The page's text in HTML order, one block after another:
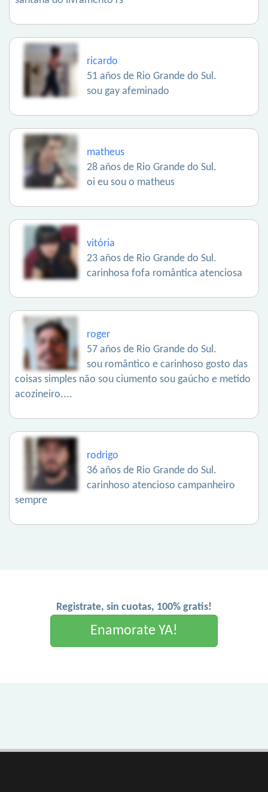
ricardo
51 años de Rio Grande do Sul.
sou gay afeminado
matheus
28 años de Rio Grande do Sul.
oi eu sou o matheus
vitória
23 años de Rio Grande do Sul.
carinhosa fofa romântica atenciosa
roger
57 años de Rio Grande do Sul.
sou romântico e carinhoso gosto das
coisas simples não sou ciumento sou gaúcho e metido
acozineiro....
rodrigo
36 años de Rio Grande do Sul.
carinhoso atencioso campanheiro
sempre
Registrate, sin cuotas, 100% gratis!
Enamorate YA!